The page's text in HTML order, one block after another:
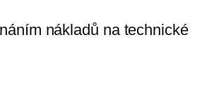
nákladů na technické